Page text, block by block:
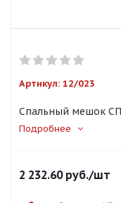
Артикул: 12/023
Спальный мешок
Подробнее
2 232.60руб./шт